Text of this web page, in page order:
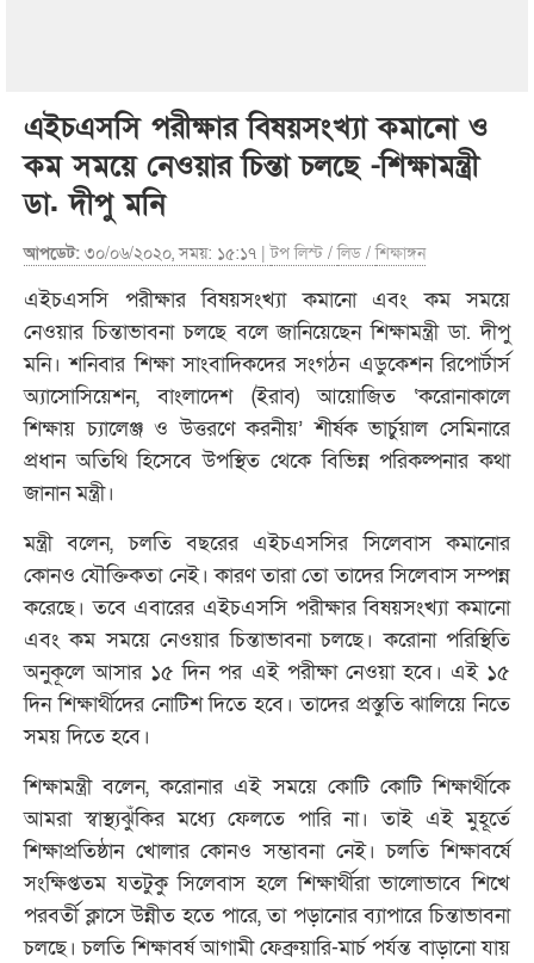
এইচএসসি পরীক্ষার বিষয়সংখ্যা কমানো ও
কম সময়ে নেওয়ার চিন্তা চলছে -শিক্ষামন্ত্রী
ডা. দীপু মনি
আপডেট: ৩০/০৬/২০২০, সময়: ১৫:১৭ |টপ লিস্ট /লিড /শিক্ষাঙ্গন
এইচএসসি পরীক্ষার বিষয়সংখ্যা কমানো এবং কম সময়ে
নেওয়ার চিন্তাভাবনা চলছে বলে জানিয়েছেন শিক্ষামন্ত্রী ডা. দীপু
মনি। শনিবার শিক্ষা সাংবাদিকদের সংগঠন এডুকেশন রিপোর্টার্স
অ্যাসোসিয়েশন, বাংলাদেশ (ইরাব) আয়োজিত ‘করোনাকালে
শিক্ষায় চ্যালেঞ্জ ও উত্তরণে করনীয়’ শীর্ষক ভার্চুয়াল সেমিনারে
প্রধান অতিথি হিসেবে উপস্থিত থেকে বিভিন্ন পরিকল্পনার কথা
জানান মন্ত্রী।
মন্ত্রী বলেন, চলতি বছরের এইচএসসির সিলেবাস কমানোর
কোনও যৌক্তিকতা নেই। কারণ তারা তো তাদের সিলেবাস সম্পন্ন
করেছে। তবে এবারের এইচএসসি পরীক্ষার বিষয়সংখ্যা কমানো
এবং কম সময়ে নেওয়ার চিন্তাভাবনা চলছে। করোনা পরিস্থিতি
অনুকূলে আসার ১৫ দিন পর এই পরীক্ষা নেওয়া হবে। এই ১৫
দিন শিক্ষার্থীদের নোটিশ দিতে হবে। তাদের প্রস্তুতি ঝালিয়ে নিতে
সময় দিতে হবে।
শিক্ষামন্ত্রী বলেন, করোনার এই সময়ে কোটি কোটি শিক্ষার্থীকে
আমরা স্বাস্থ্যঝুঁকির মধ্যে ফেলতে পারি না। তাই এই মুহূর্তে
শিক্ষাপ্রতিষ্ঠান খোলার কোনও সম্ভাবনা নেই। চলতি শিক্ষাবর্ষে
সংক্ষিপ্ততম যতটুকু সিলেবাস হলে শিক্ষার্থীরা ভালোভাবে শিখে
পরবর্তী ক্লাসে উন্নীত হতে পারে, তা পড়ানোর ব্যাপারে চিন্তাভাবনা
চলছে। চলতি শিক্ষাবর্ষ আগামী ফেব্রুয়ারি-মার্চ পর্যন্ত বাড়ানো যায়